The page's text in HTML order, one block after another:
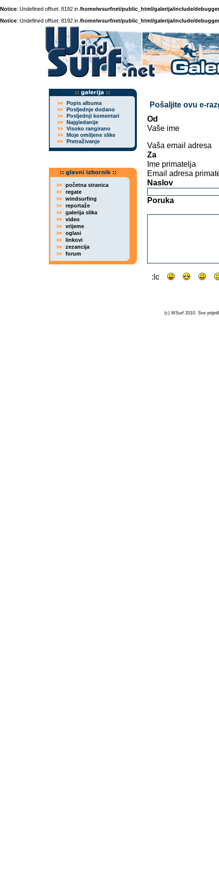
Notice: Undefined offset: 8192 in /home/wsurfnet/public_html/galerija/include/
Notice: Undefined offset: 8192 in /home/wsurfnet/public_html/galerija/include/
Popis albuma
Posljednje dodano
Posljednji komentari
Najgledanije
Visoko rangirano
Moje omiljene slike
Pretraživanje
početna stranica
regate
windsurfing
reportaže
galerija slika
video
vrijeme
oglasi
linkovi
zezancija
forum
Pošaljite ovu e-
Od
Vaše ime
Vaša email adresa
Za
Ime primatelja
Email adresa
Naslov
Poruka
(c) WSurf 2010. Sve